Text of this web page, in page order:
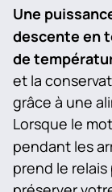
Une
descente en
de
et la
grâce à une
Lorsque le
pendant les
prend le